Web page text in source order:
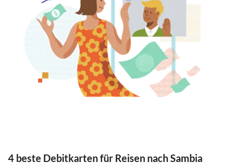
4 beste Debitkarten für Reisen nach Sambia